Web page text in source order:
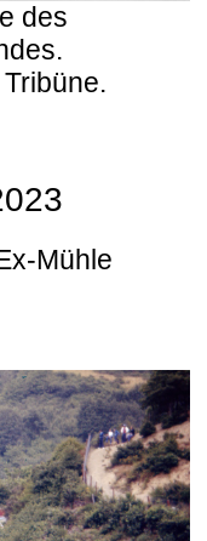
des
Mühle